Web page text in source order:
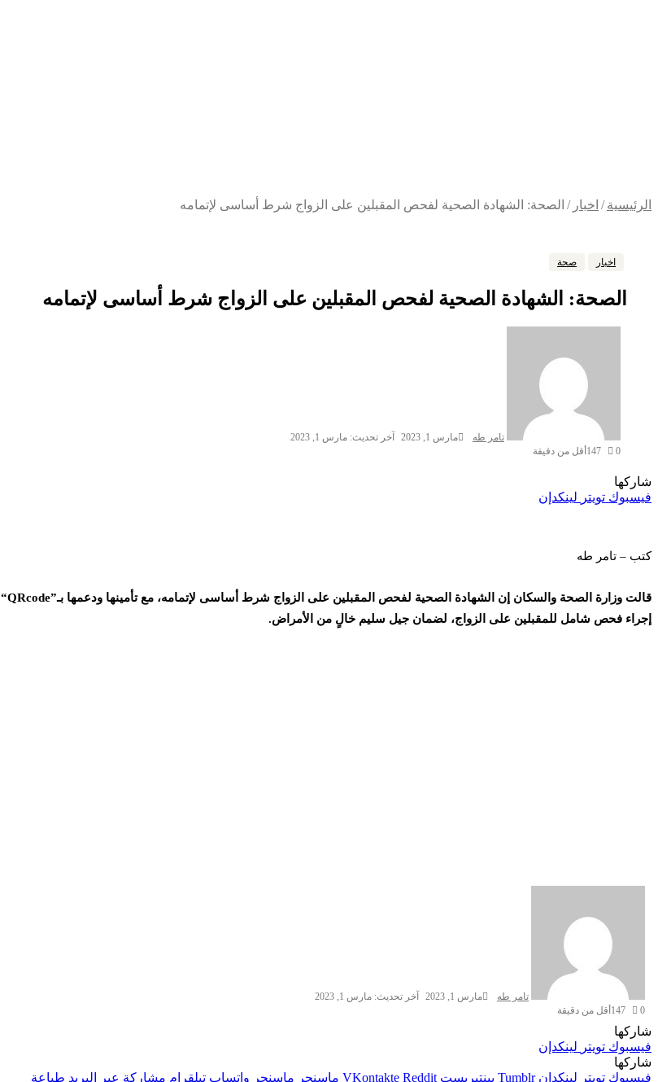
الرئيسية / اخبار / الصحة: الشهادة الصحية لفحص المقبلين على الزواج شرط أساسى لإتمامه
اخبار صحة
الصحة: الشهادة الصحية لفحص المقبلين على الزواج شرط أساسى لإتمامه
تامر طه مارس 1, 2023
آخر تحديث: مارس 1, 2023
0
147أقل من دقيقة
شاركها
فيسبوك تويتر لينكدإن
كتب – تامر طه
قالت وزارة الصحة والسكان إن الشهادة الصحية لفحص المقبلين على الزواج شرط أساسى لإتمامه، مع تأمينها ودعمها بـ“QRcode”
إجراء فحص شامل للمقبلين على الزواج، لضمان جيل سليم خالٍ من الأمراض.
تامر طه مارس 1, 2023
آخر تحديث: مارس 1, 2023
0
147أقل من دقيقة
شاركها
فيسبوك تويتر لينكدإن
شاركها
فيسبوك تويتر لينكدإن بينتيريست ماسنجر ماسنجر واتساب تيلقرام مشاركة عبر البريد طباعة